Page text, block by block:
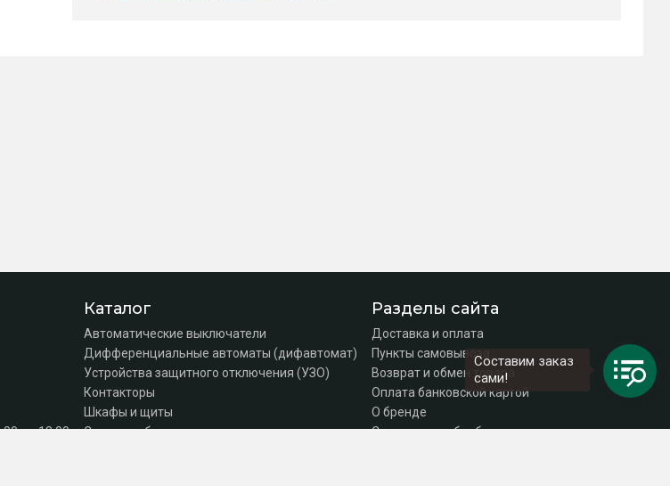
до 18:00
Каталог
Автоматические выключатели
Дифференциальные автоматы (дифавтомат)
Устройства защитного отключения (УЗО)
Контакторы
Шкафы и щиты
Силовое оборудование
Разделы сайта
Доставка и оплата
Пункты самовывоза
Возврат и обмен товара
Оплата банковской картой
О бренде
Согласие на обработку персональных данных
Составим заказ
сами!